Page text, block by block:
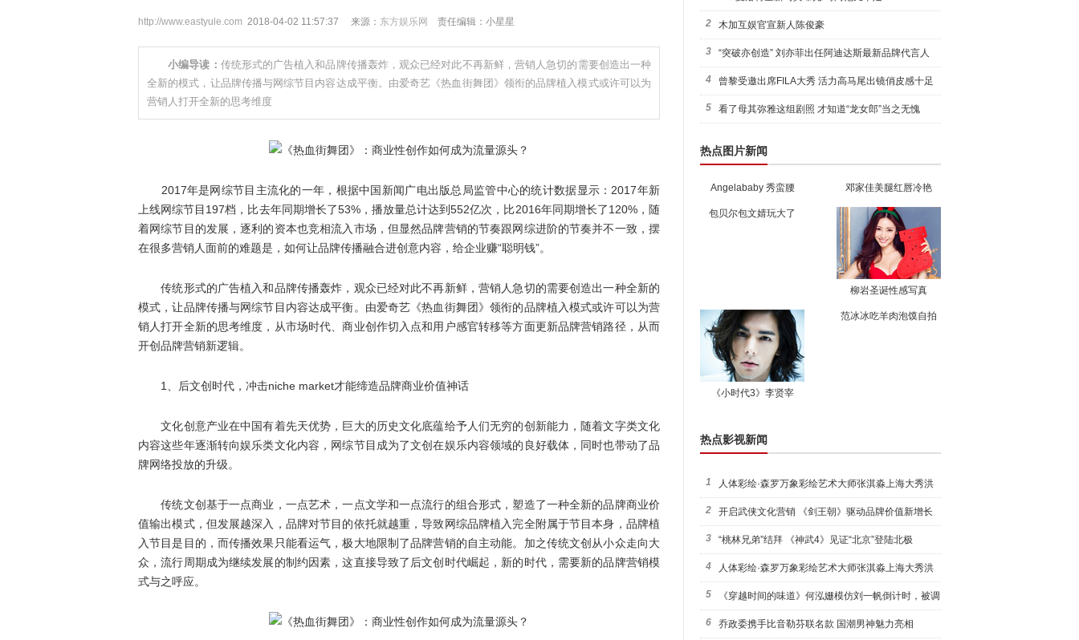
http://www.eastyule.com 2018-04-02 11:57:37 来源： 东方娱乐网 责任编辑：小星星
小编导读： 传统形式的广告植入和品牌传播轰炸，观众已经对此不再新鲜，营销人急切的需要创造出一种
全新的模式，让品牌传播与网综节目内容达成平衡。由爱奇艺《热血街舞团》领衔的品牌植入模式或许可以为
营销人打开全新的思考维度
2017年是网综节目主流化的一年，根据中国新闻广电出版总局监管中心的统计数据显示：2017年新
上线网综节目197档，比去年同期增长了53%，播放量总计达到552亿次，比2016年同期增长了120%，随
着网综节目的发展，逐利的资本也竞相流入市场，但显然品牌营销的节奏跟网综进阶的节奏并不一致，摆
在很多营销人面前的难题是，如何让品牌传播融合进创意内容，给企业赚“聪明钱”。
传统形式的广告植入和品牌传播轰炸，观众已经对此不再新鲜，营销人急切的需要创造出一种全新的
模式，让品牌传播与网综节目内容达成平衡。由爱奇艺《热血街舞团》领衔的品牌植入模式或许可以为营
销人打开全新的思考维度，从市场时代、商业创作切入点和用户感官转移等方面更新品牌营销路径，从而
开创品牌营销新逻辑。
1、后文创时代，冲击niche market才能缔造品牌商业价值神话
文化创意产业在中国有着先天优势，巨大的历史文化底蕴给予人们无穷的创新能力，随着文字类文化
内容这些年逐渐转向娱乐类文化内容，网综节目成为了文创在娱乐内容领域的良好载体，同时也带动了品
牌网络投放的升级。
传统文创基于一点商业，一点艺术，一点文学和一点流行的组合形式，塑造了一种全新的品牌商业价
值输出模式，但发展越深入，品牌对节目的依托就越重，导致网综品牌植入完全附属于节目本身，品牌植
入节目是目的，而传播效果只能看运气，极大地限制了品牌营销的自主动能。加之传统文创从小众走向大
众，流行周期成为继续发展的制约因素，这直接导致了后文创时代崛起，新的时代，需要新的品牌营销模
式与之呼应。
2 木加互娱官宣新人陈俊豪
3 “突破亦创造” 刘亦菲出任阿迪达斯最新品牌代言人
引爆
4 曾黎受邀出席FILA大秀 活力高马尾出镜俏皮感十足
5 看了母其弥雅这组剧照 才知道“龙女郎”当之无愧
热点图片新闻
Angelababy 秀蛮腰 邓家佳美腿红唇冷艳
包贝尔包文婧玩大了
柳岩圣诞性感写真
《小时代3》李贤宰
范冰冰吃羊肉泡馍自拍
热点影视新闻
1 人体彩绘·森罗万象彩绘艺术大师张淇淼上海大秀洪
荒宇宙
2 开启武侠文化营销 《剑王朝》驱动品牌价值新增长
3 “桃林兄弟”结拜 《神武4》见证“北京”登陆北极
4 人体彩绘·森罗万象彩绘艺术大师张淇淼上海大秀洪
荒宇宙
5 《穿越时间的味道》何泓姗模仿刘一帆倒计时，被调
侃“学人
6 乔政委携手比音勒芬联名款 国潮男神魅力亮相